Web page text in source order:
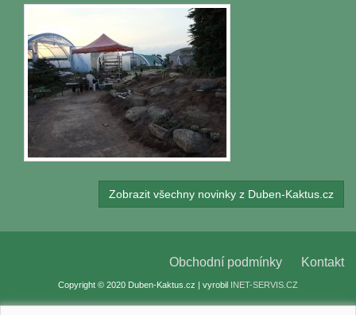
Zobrazit všechny novinky z Duben-Kaktus.cz
Obchodní podmínky Kontakt
Copyright © 2020 Duben-Kaktus.cz | vyrobil INET-SERVIS.CZ